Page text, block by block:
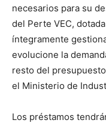
necesarios para su
del Perte VEC,
íntegramente
evolucione la
resto del
el Ministerio de
Los préstamos